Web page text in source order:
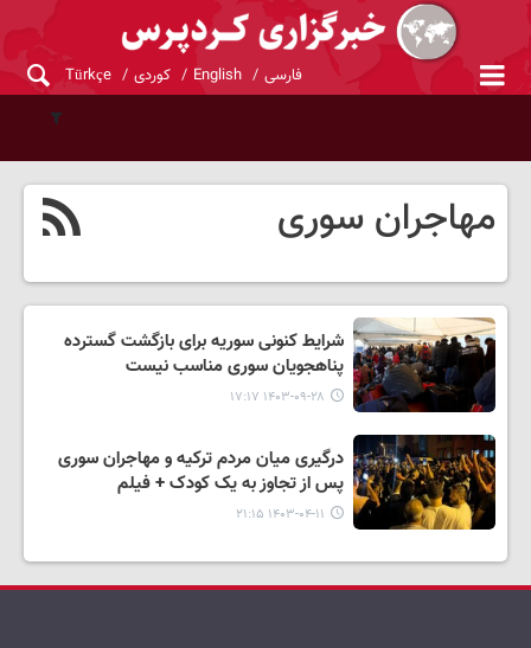
فارسی English کوردی Türkçe
مهاجران سوری
شرایط کنونی سوریه برای بازگشت گسترده
پناهجویان سوری مناسب نیست
۱۴۰۳-۰۹-۲۸ ۱۷:۱۷
درگیری میان مردم ترکیه و مهاجران سوری
پس از تجاوز به یک کودک + فیلم
۱۴۰۳-۰۴-۱۱ ۲۱:۱۵